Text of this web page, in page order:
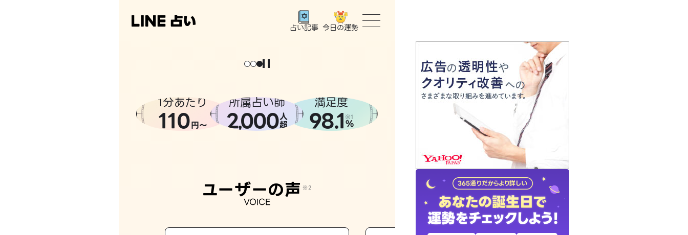
占い記事 今日の運勢
トップ
ユーザーの声
占いの流れ
おすすめの占い師
よくある質問
1分あたり
110円〜
所属占い師
2,000人
超
満足度
98.1 ※1
%
ユーザーの声 ※2
VOICE